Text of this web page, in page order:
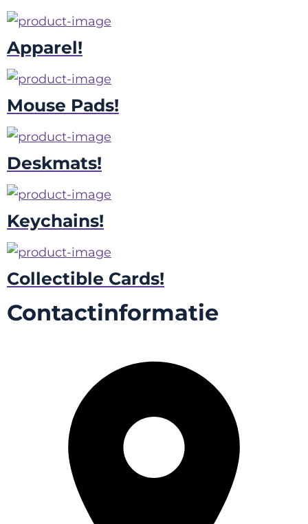
Apparel!
Mouse Pads!
Deskmats!
Keychains!
Collectible Cards!
Contactinformatie